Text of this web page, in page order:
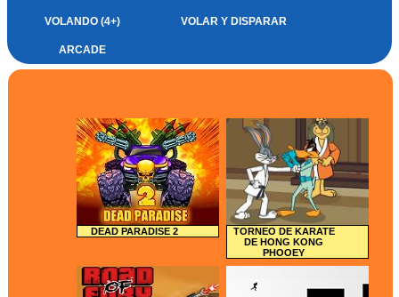
VOLANDO (4+) VOLAR Y DISPARAR
ARCADE
DEAD PARADISE 2
TORNEO DE KARATE
DE HONG KONG
PHOOEY